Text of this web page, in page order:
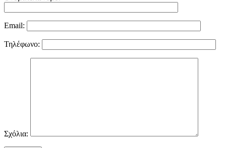
Email:
Τηλέφωνο:
Σχόλια: